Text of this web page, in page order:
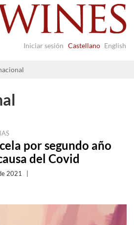
Iniciar sesión Castellano English
por segundo año
del Covid
2021